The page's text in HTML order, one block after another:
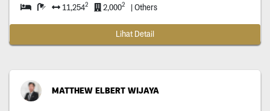
11,2542 2,0002 | Others
Lihat Detail
MATTHEW ELBERT WIJAYA